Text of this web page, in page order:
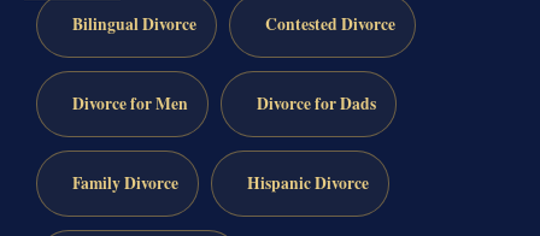
Bilingual Divorce Contested Divorce
Divorce for Men Divorce for Dads
Family Divorce Hispanic Divorce